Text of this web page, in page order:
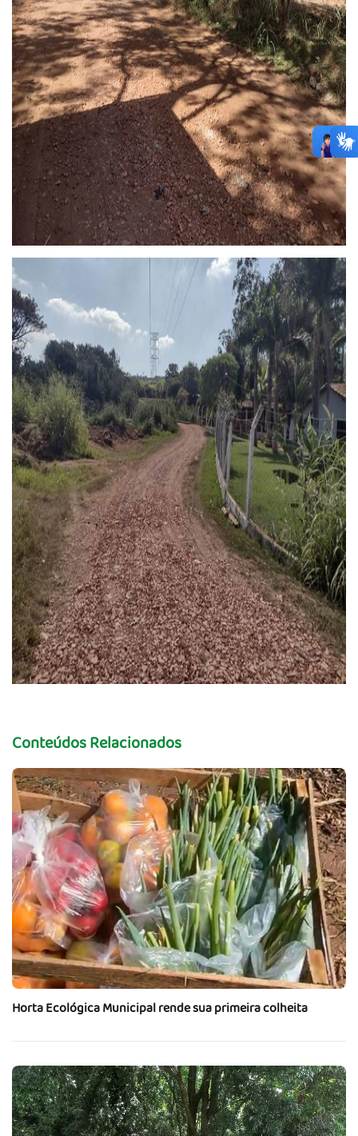
Conteúdos Relacionados
Horta Ecológica Municipal rende sua primeira colheita